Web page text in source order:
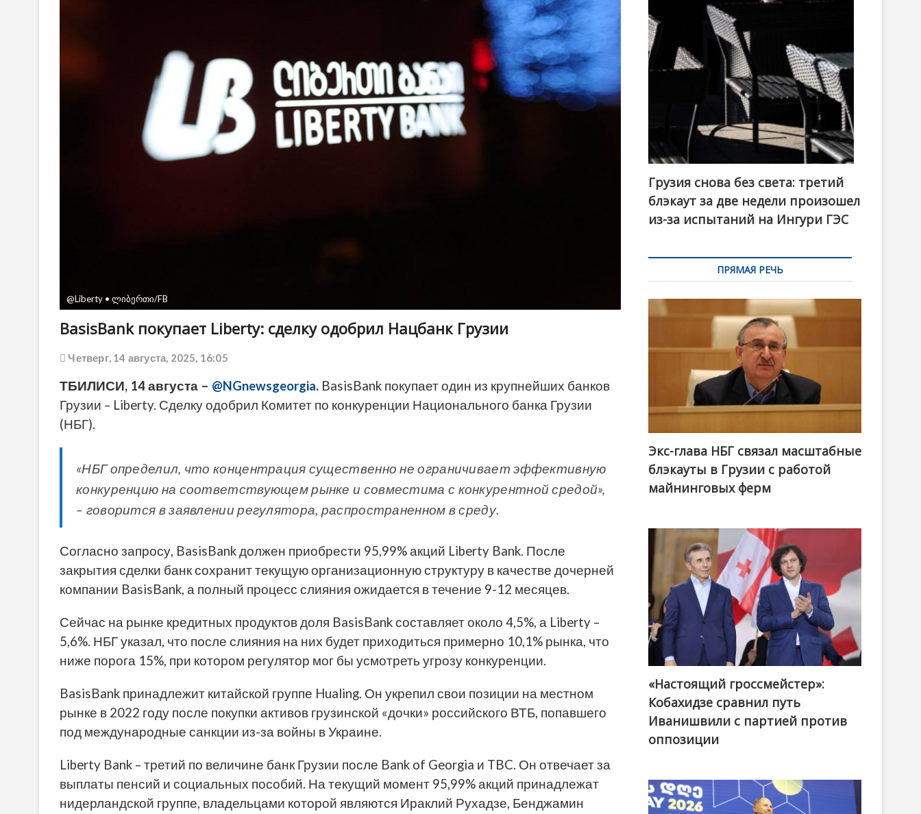
@Liberty • ლიბერთი/FB
BasisBank покупает Liberty: сделку одобрил Нацбанк Грузии
Четверг, 14 августа, 2025, 16:05
ТБИЛИСИ, 14 августа – @NGnewsgeorgia. BasisBank покупает один из крупнейших банков
Грузии – Liberty. Сделку одобрил Комитет по конкуренции Национального банка Грузии
(НБГ).
«НБГ определил, что концентрация существенно не ограничивает эффективную
конкуренцию на соответствующем рынке и совместима с конкурентной средой»,
– говорится в заявлении регулятора, распространенном в среду.
Согласно запросу, BasisBank должен приобрести 95,99% акций Liberty Bank. После
закрытия сделки банк сохранит текущую организационную структуру в качестве дочерней
компании BasisBank, а полный процесс слияния ожидается в течение 9-12 месяцев.
Сейчас на рынке кредитных продуктов доля BasisBank составляет около 4,5%, а Liberty –
5,6%. НБГ указал, что после слияния на них будет приходиться примерно 10,1% рынка, что
ниже порога 15%, при котором регулятор мог бы усмотреть угрозу конкуренции.
BasisBank принадлежит китайской группе Hualing. Он укрепил свои позиции на местном
рынке в 2022 году после покупки активов грузинской «дочки» российского ВТБ, попавшего
под международные санкции из-за войны в Украине.
Liberty Bank – третий по величине банк Грузии после Bank of Georgia и TBC. Он отвечает за
выплаты пенсий и социальных пособий. На текущий момент 95,99% акций принадлежат
нидерландской группе, владельцами которой являются Ираклий Рухадзе, Бенджамин
Грузия снова без света: третий
блэкаут за две недели произошел
из-за испытаний на Ингури ГЭС
ПРЯМАЯ РЕЧЬ
Экс-глава НБГ связал масштабные
блэкауты в Грузии с работой
майнинговых ферм
@ქართული ოცნება / Georgian Dream
«Настоящий гроссмейстер»:
Кобахидзе сравнил путь
Иванишвили с партией против
оппозиции